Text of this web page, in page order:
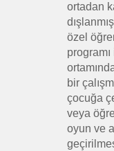
ortadan
özel
bir
çocuğa
veya
oyun ve